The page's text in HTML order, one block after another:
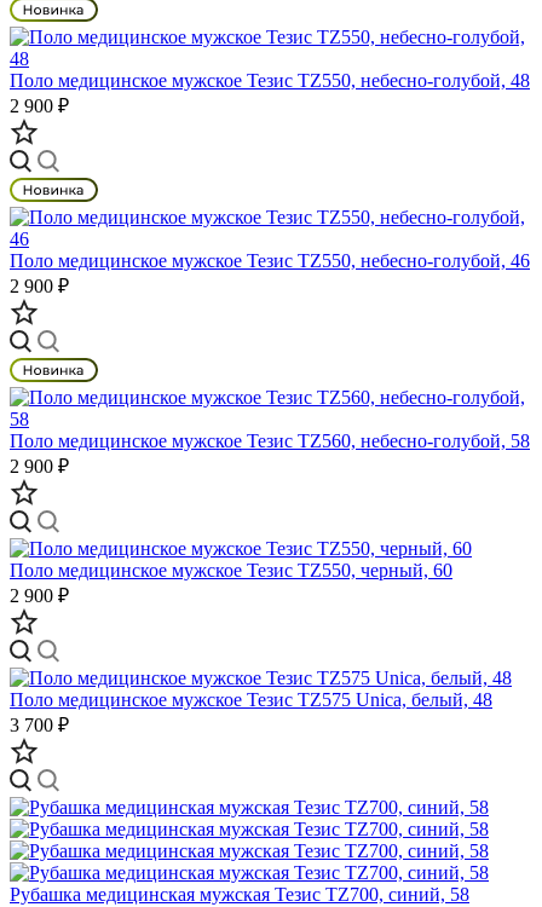
Поло медицинское мужское Тезис TZ550, небесно-голубой, 48
2 900 ₽
Поло медицинское мужское Тезис TZ550, небесно-голубой, 46
2 900 ₽
Поло медицинское мужское Тезис TZ560, небесно-голубой, 58
2 900 ₽
Поло медицинское мужское Тезис TZ550, черный, 60
2 900 ₽
Поло медицинское мужское Тезис TZ575 Unica, белый, 48
3 700 ₽
Рубашка медицинская мужская Тезис TZ700, синий, 58